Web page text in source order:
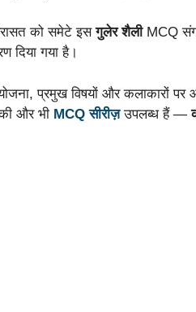
को समेटे इसगुलेर शैलीMCQ
दिया गया है।
प्रमुख विषयों और कलाकारों पर
और भी MCQ सीरीज़उपलब्ध हैं —